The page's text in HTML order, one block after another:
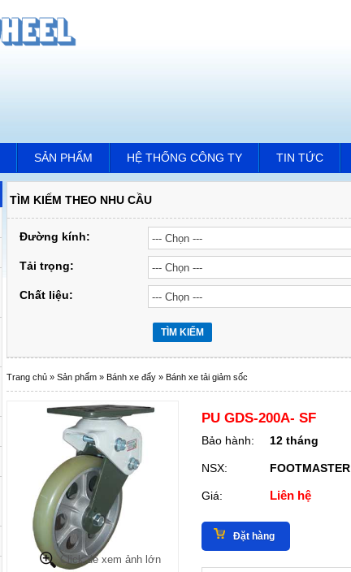
SẢN PHẨM HỆ THỐNG CÔNG TY TIN TỨC
TÌM KIẾM THEO NHU CẦU
Đường kính:
Tải trọng:
Chất liệu:
TÌM KIẾM
Trang chủ » Sản phẩm » Bánh xe đẩy » Bánh xe tải giảm sốc
Click để xem ảnh lớn
PU GDS-200A- SF
Bảo hành: 12 tháng
NSX: FOOTMASTER
Giá: Liên hệ
Đặt hàng